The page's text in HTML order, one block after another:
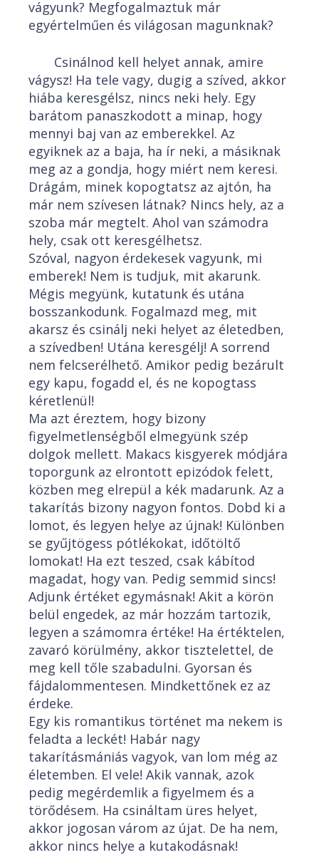
vágyunk? Megfogalmaztuk már
egyértelműen és világosan magunknak?
Csinálnod kell helyet annak, amire
vágysz! Ha tele vagy, dugig a szíved, akkor
hiába keresgélsz, nincs neki hely. Egy
barátom panaszkodott a minap, hogy
mennyi baj van az emberekkel. Az
egyiknek az a baja, ha ír neki, a másiknak
meg az a gondja, hogy miért nem keresi.
Drágám, minek kopogtatsz az ajtón, ha
már nem szívesen látnak? Nincs hely, az a
szoba már megtelt. Ahol van számodra
hely, csak ott keresgélhetsz.
Szóval, nagyon érdekesek vagyunk, mi
emberek! Nem is tudjuk, mit akarunk.
Mégis megyünk, kutatunk és utána
bosszankodunk. Fogalmazd meg, mit
akarsz és csinálj neki helyet az életedben,
a szívedben! Utána keresgélj! A sorrend
nem felcserélhető. Amikor pedig bezárult
egy kapu, fogadd el, és ne kopogtass
kéretlenül!
Ma azt éreztem, hogy bizony
figyelmetlenségből elmegyünk szép
dolgok mellett. Makacs kisgyerek módjára
toporgunk az elrontott epizódok felett,
közben meg elrepül a kék madarunk. Az a
takarítás bizony nagyon fontos. Dobd ki a
lomot, és legyen helye az újnak! Különben
se gyűjtögess pótlékokat, időtöltő
lomokat! Ha ezt teszed, csak kábítod
magadat, hogy van. Pedig semmid sincs!
Adjunk értéket egymásnak! Akit a körön
belül engedek, az már hozzám tartozik,
legyen a számomra értéke! Ha értéktelen,
zavaró körülmény, akkor tisztelettel, de
meg kell tőle szabadulni. Gyorsan és
fájdalommentesen. Mindkettőnek ez az
érdeke.
Egy kis romantikus történet ma nekem is
feladta a leckét! Habár nagy
takarításmániás vagyok, van lom még az
életemben. El vele! Akik vannak, azok
pedig megérdemlik a figyelmem és a
törődésem. Ha csináltam üres helyet,
akkor jogosan várom az újat. De ha nem,
akkor nincs helye a kutakodásnak!